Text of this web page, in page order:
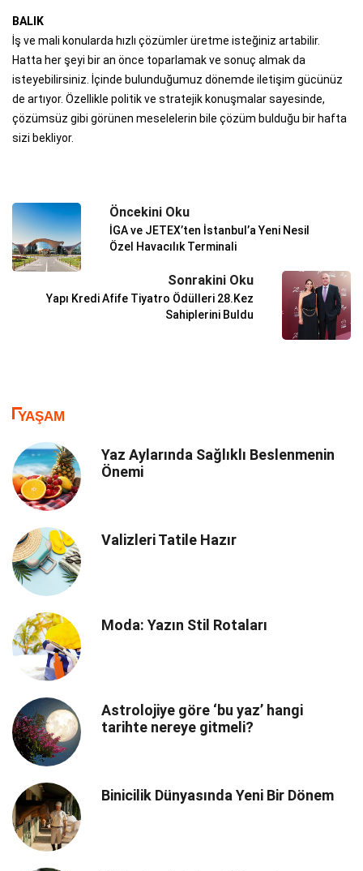
BALIK
İş ve mali konularda hızlı çözümler üretme isteğiniz artabilir.
Hatta her şeyi bir an önce toparlamak ve sonuç almak da
isteyebilirsiniz. İçinde bulunduğumuz dönemde iletişim gücünüz
de artıyor. Özellikle politik ve stratejik konuşmalar sayesinde,
çözümsüz gibi görünen meselelerin bile çözüm bulduğu bir hafta
sizi bekliyor.
Öncekini Oku
İGA ve JETEX’ten İstanbul’a Yeni Nesil
Özel Havacılık Terminali
Sonrakini Oku
Yapı Kredi Afife Tiyatro Ödülleri 28.Kez
Sahiplerini Buldu
YAŞAM
Yaz Aylarında Sağlıklı Beslenmenin
Önemi
Valizleri Tatile Hazır
Moda: Yazın Stil Rotaları
Astrolojiye göre ‘bu yaz’ hangi
tarihte nereye gitmeli?
Binicilik Dünyasında Yeni Bir Dönem